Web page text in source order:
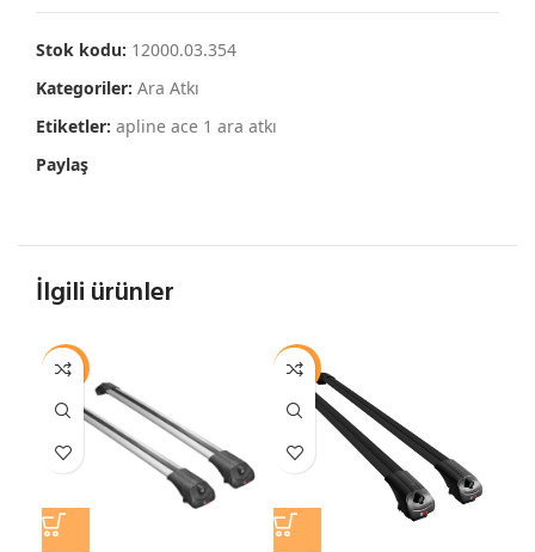
Stok kodu: 12000.03.354
Kategoriler: Ara Atkı
Etiketler: apline ace 1 ara atkı
Paylaş
İlgili ürünler
-13% -13%